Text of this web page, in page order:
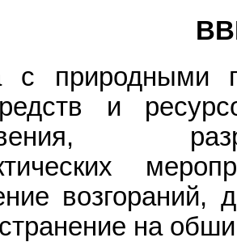
с природными
и
возгораний,
на